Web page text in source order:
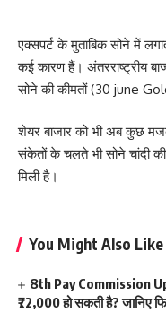
एक्सपर्ट के मुताबिक सोने में
कई कारण हैं। अंतरराष्ट्रीय
सोने की कीमतों (30 june
शेयर बाजार को भी अब कुछ
संकेतों के चलते भी सोने चांदी
मिली है।
You Might Also Like
8th Pay Commission
₹72,000 हो सकती है? जानिए